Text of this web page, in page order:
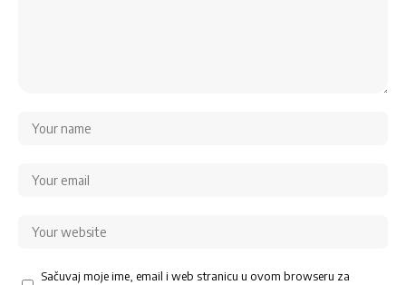
Sačuvaj moje ime, email i web stranicu u ovom browseru za